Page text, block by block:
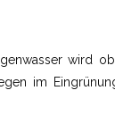
wird
im